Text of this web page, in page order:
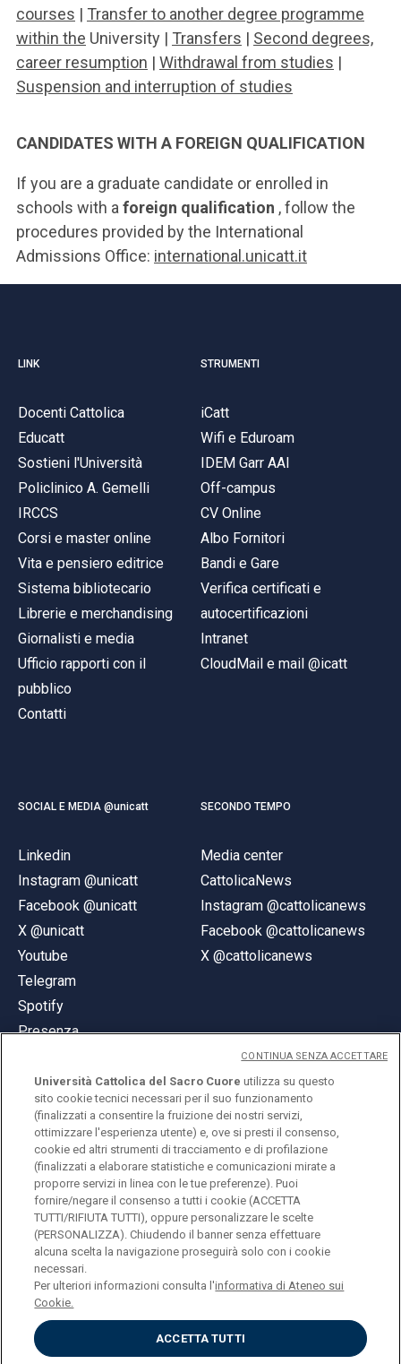
courses | Transfer to another degree programme
within the University | Transfers | Second degrees,
career resumption | Withdrawal from studies |
Suspension and interruption of studies
CANDIDATES WITH A FOREIGN QUALIFICATION
If you are a graduate candidate or enrolled in
schools with a foreign qualification , follow the
procedures provided by the International
Admissions Office: international.unicatt.it
LINK
Docenti Cattolica
Educatt
Sostieni l'Università
Policlinico A. Gemelli
IRCCS
Corsi e master online
Vita e pensiero editrice
Sistema bibliotecario
Librerie e merchandising
Giornalisti e media
Ufficio rapporti con il
pubblico
Contatti
STRUMENTI
iCatt
Wifi e Eduroam
IDEM Garr AAI
Off-campus
CV Online
Albo Fornitori
Bandi e Gare
Verifica certificati e
autocertificazioni
Intranet
CloudMail e mail @icatt
SOCIAL E MEDIA @unicatt
Linkedin
Instagram @unicatt
Facebook @unicatt
X @unicatt
Youtube
Telegram
Spotify
Presenza
SECONDO TEMPO
Media center
CattolicaNews
Instagram @cattolicanews
Facebook @cattolicanews
X @cattolicanews
© Università Cattolica del Sacro Cuore
Largo A. Gemelli 1, 20123 Milano
PI 02133120150
ENGLISH
Privacy
Università Cattolica del Sacro Cuore utilizza su questo
sito cookie tecnici necessari per il suo funzionamento
(finalizzati a consentire la fruizione dei nostri servizi,
ottimizzare l'esperienza utente) e, ove si presti il consenso,
cookie ed altri strumenti di tracciamento e di profilazione
(finalizzati a elaborare statistiche e comunicazioni mirate a
proporre servizi in linea con le tue preferenze). Puoi
fornire/negare il consenso a tutti i cookie (ACCETTA
TUTTI/RIFIUTA TUTTI), oppure personalizzare le scelte
(PERSONALIZZA). Chiudendo il banner senza effettuare
alcuna scelta la navigazione proseguirà solo con i cookie
necessari.
Per ulteriori informazioni consulta l'informativa di Ateneo sui
Cookie.
ACCETTA TUTTI
CONTINUA SENZA ACCETTARE